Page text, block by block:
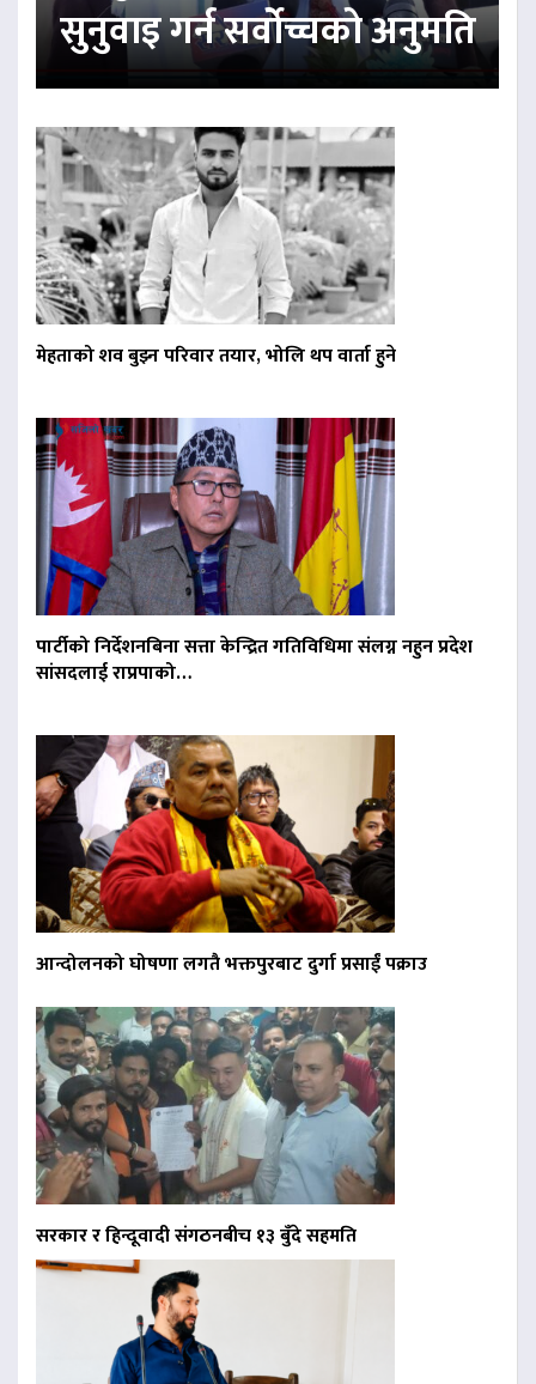
सुनुवाइ गर्न सर्वोच्चको अनुमति
मेहताको शव बुझ्न परिवार तयार, भोलि थप वार्ता हुने
पार्टीको निर्देशनबिना सत्ता केन्द्रित गतिविधिमा संलग्न नहुन प्रदेश
सांसदलाई राप्रपाको…
आन्दोलनको घोषणा लगतै भक्तपुरबाट दुर्गा प्रसाईं पक्राउ
सरकार र हिन्दूवादी संगठनबीच १३ बुँदे सहमति